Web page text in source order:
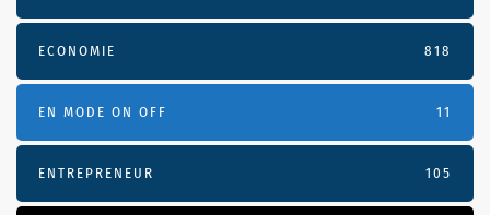
ECONOMIE 818
EN MODE ON OFF 11
ENTREPRENEUR 105